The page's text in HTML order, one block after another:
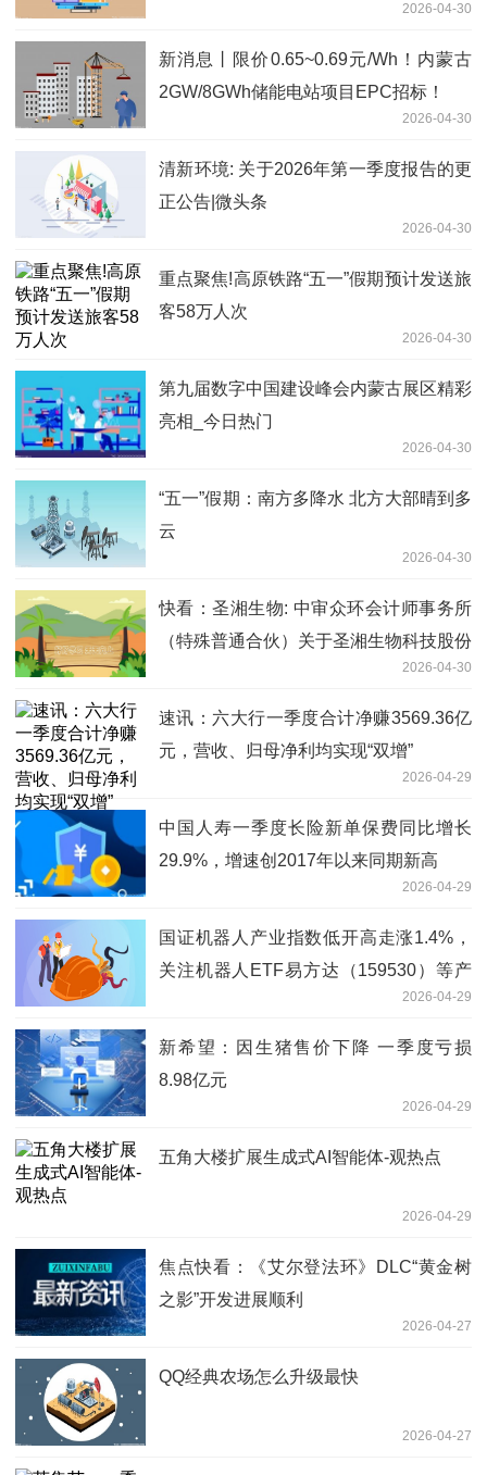
2026-04-30
新消息丨限价0.65~0.69元/Wh！内蒙古
2GW/8GWh储能电站项目EPC招标！
2026-04-30
清新环境: 关于2026年第一季度报告的更
正公告|微头条
2026-04-30
重点聚焦!高原铁路“五一”假期预计发送旅
客58万人次
2026-04-30
第九届数字中国建设峰会内蒙古展区精彩
亮相_今日热门
2026-04-30
“五一”假期：南方多降水 北方大部晴到多
云
2026-04-30
快看：圣湘生物: 中审众环会计师事务所
（特殊普通合伙）关于圣湘生物科技股份
有限公司2025年度内部控制审计报告
2026-04-30
速讯：六大行一季度合计净赚3569.36亿
元，营收、归母净利均实现“双增”
2026-04-29
中国人寿一季度长险新单保费同比增长
29.9%，增速创2017年以来同期新高
2026-04-29
国证机器人产业指数低开高走涨1.4%，
关注机器人ETF易方达（159530）等产
2026-04-29
新希望：因生猪售价下降 一季度亏损
8.98亿元
2026-04-29
五角大楼扩展生成式AI智能体-观热点
2026-04-29
焦点快看：《艾尔登法环》DLC“黄金树
之影”开发进展顺利
2026-04-27
QQ经典农场怎么升级最快
2026-04-27